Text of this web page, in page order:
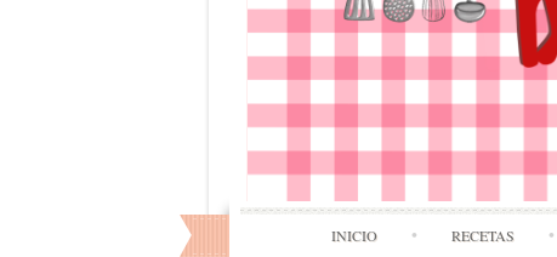
INICIO RECETAS